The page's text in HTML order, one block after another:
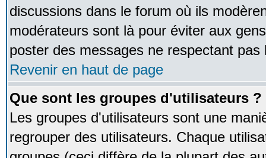
discussions dans le forum où ils
modérateurs sont là pour éviter aux
poster des messages ne respectant pas
Revenir en haut de page
Que sont les groupes d'utilisateurs ?
Les groupes d'utilisateurs sont une
regrouper des utilisateurs. Chaque